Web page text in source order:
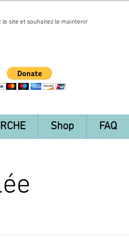
le site et souhaitez le maintenir
Shop FAQ